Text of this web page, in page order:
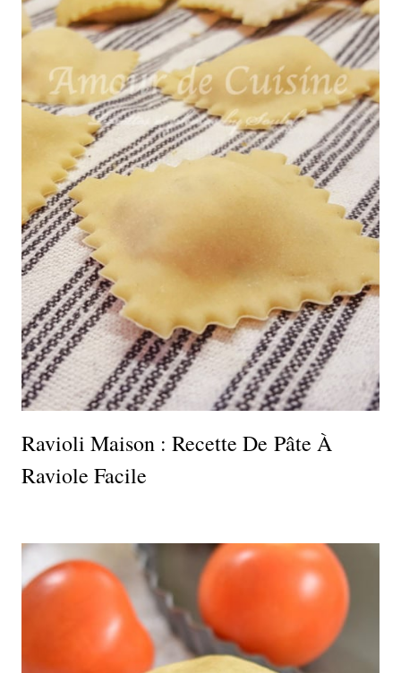
Ravioli Maison : Recette De Pâte À
Raviole Facile